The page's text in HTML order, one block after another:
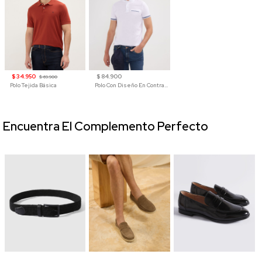
$ 34.950 $ 69.900
Polo Tejida Básica
$ 84.900
Polo Con Diseño En Contraste
Encuentra El Complemento Perfecto